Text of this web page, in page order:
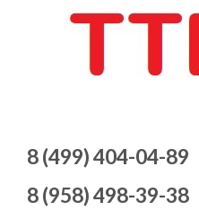
8 (499) 404-04-89
8 (958) 498-39-38